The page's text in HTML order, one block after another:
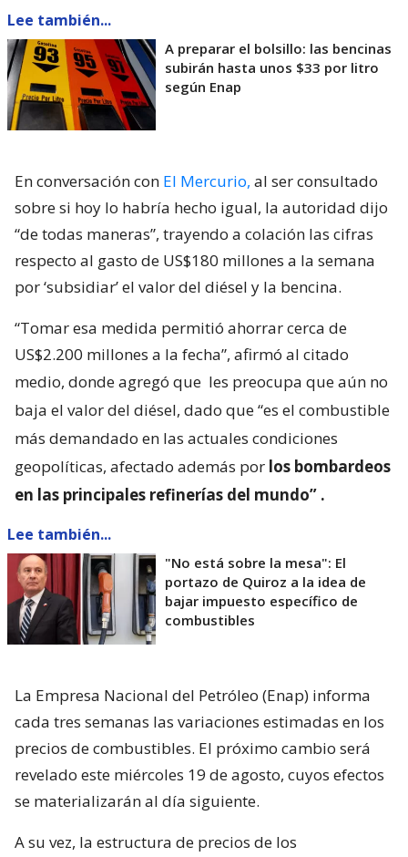
Lee también...
A preparar el bolsillo: las bencinas
subirán hasta unos $33 por litro
según Enap
En conversación con El Mercurio, al ser consultado
sobre si hoy lo habría hecho igual, la autoridad dijo
“de todas maneras”, trayendo a colación las cifras
respecto al gasto de US$180 millones a la semana
por ‘subsidiar’ el valor del diésel y la bencina.
“Tomar esa medida permitió ahorrar cerca de
US$2.200 millones a la fecha”, afirmó al citado
medio, donde agregó que les preocupa que aún no
baja el valor del diésel, dado que “es el combustible
más demandado en las actuales condiciones
geopolíticas, afectado además por los bombardeos
en las principales refinerías del mundo” .
Lee también...
"No está sobre la mesa": El
portazo de Quiroz a la idea de
bajar impuesto específico de
combustibles
La Empresa Nacional del Petróleo (Enap) informa
cada tres semanas las variaciones estimadas en los
precios de combustibles. El próximo cambio será
revelado este miércoles 19 de agosto, cuyos efectos
se materializarán al día siguiente.
A su vez, la estructura de precios de los